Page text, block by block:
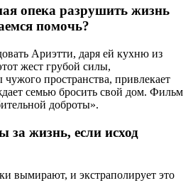
опека разрушить жизнь
помочь?
Ариэтти, даря ей кухню из
жест грубой силы,
пространства, привлекает
семью бросить свой дом. Фильм
доброты».
за жизнь, если исход
вымирают, и экстраполирует это